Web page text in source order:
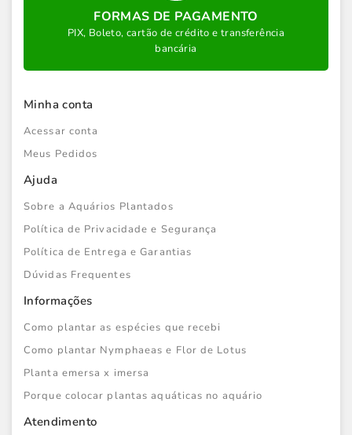
FORMAS DE PAGAMENTO
PIX, Boleto, cartão de crédito e transferência
bancária
Minha conta
Acessar conta
Meus Pedidos
Ajuda
Sobre a Aquários Plantados
Política de Privacidade e Segurança
Política de Entrega e Garantias
Dúvidas Frequentes
Informações
Como plantar as espécies que recebi
Como plantar Nymphaeas e Flor de Lotus
Planta emersa x imersa
Porque colocar plantas aquáticas no aquário
Atendimento